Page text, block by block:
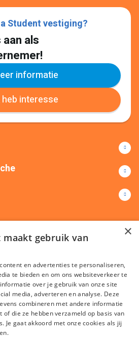
Student vestiging?
als
informatie
heb interesse
info@recruitastudent.nl
×
maakt gebruik van
en advertenties te personaliseren,
te bieden en om ons websiteverkeer te
over je gebruik van onze site
media, adverteren en analyse. Deze
combineren met andere informatie
die ze hebben verzameld op basis van
Je gaat akkoord met onze cookies als jij